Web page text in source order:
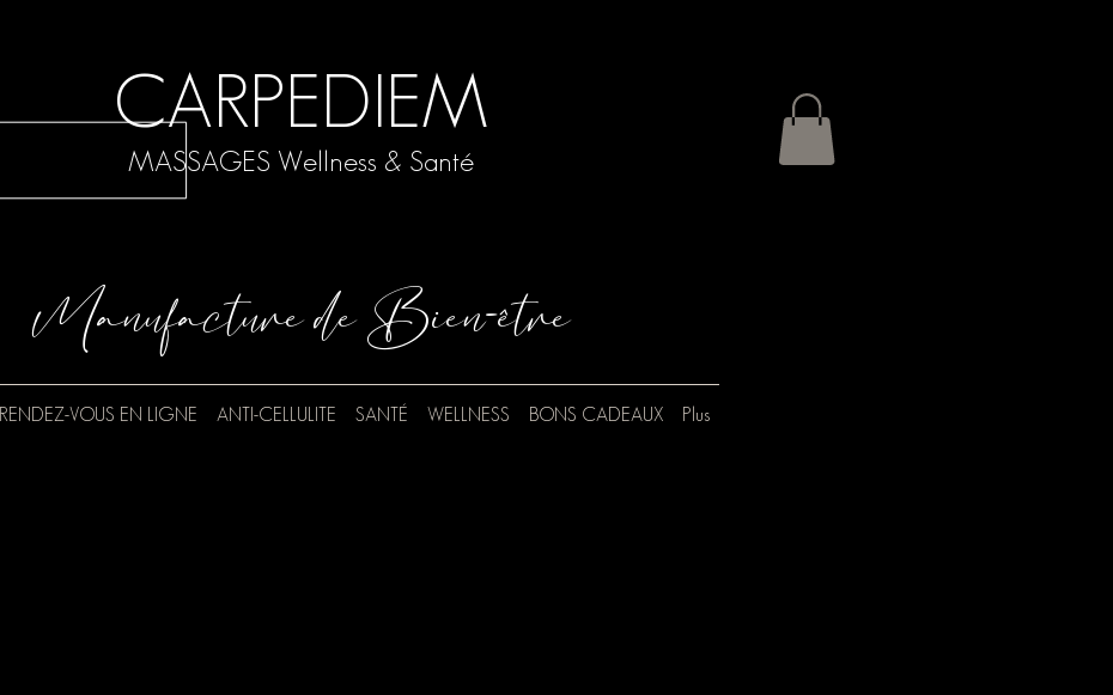
MASSAGES Wellness & Santé
CARPEDIEM
Manufacture de Bien-être
RENDEZ-VOUS EN LIGNE ANTI-CELLULITE SANTÉ WELLNESS BONS CADEAUX Plus